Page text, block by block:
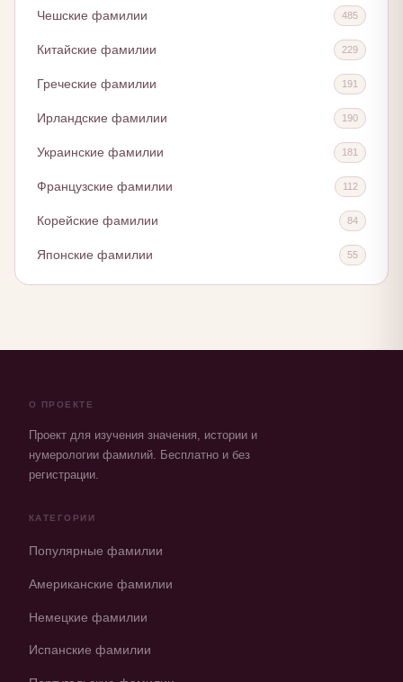
Чешские фамилии 485
Китайские фамилии 229
Греческие фамилии 191
Ирландские фамилии 190
Украинские фамилии 181
Французские фамилии 112
Корейские фамилии 84
Японские фамилии 55
О ПРОЕКТЕ
Проект для изучения значения, истории и
нумерологии фамилий. Бесплатно и без
регистрации.
КАТЕГОРИИ
Популярные фамилии
Американские фамилии
Немецкие фамилии
Испанские фамилии